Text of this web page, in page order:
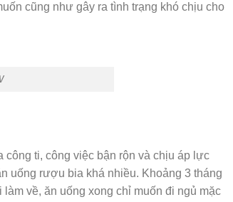
cũng như gây ra tình trạng khó chịu cho
ti, công việc bận rộn và chịu áp lực
uống rượu bia khá nhiều. Khoảng 3 tháng
về, ăn uống xong chỉ muốn đi ngủ mặc